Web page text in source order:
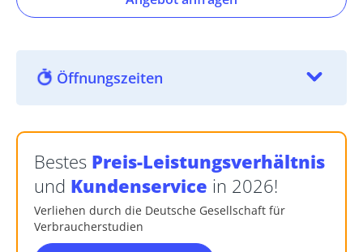
Öffnungszeiten
Bestes Preis-Leistungsverhältnis
und Kundenservice in 2026!
Verliehen durch die Deutsche Gesellschaft für
Verbraucherstudien